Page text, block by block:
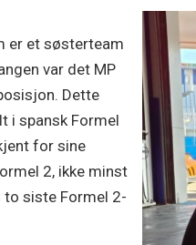
er et søsterteam
var det MP
Dette
i spansk Formel
for sine
2, ikke minst
to siste Formel 2-